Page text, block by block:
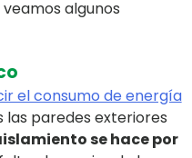
veamos algunos
el consumo de energía
las paredes exteriores
se hace por